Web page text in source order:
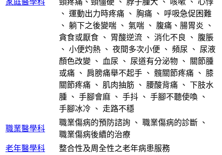
家庭醫學科 頸疼痛、頸僵硬 、 脖子腫大 、 咳嗽 、 心悸
、 運動出力時疼痛 、 胸痛 、
呼吸急促困難
、 躺下之後變喘 、 氣喘 、 腹痛、腸胃炎 、
貪食或厭食 、 胃酸逆流 、 消化不良 、 腹脹
、 小便灼熱 、 夜間多次小便 、 頻尿 、 尿液
顏色改變 、 血尿 、 尿道有分泌物 、
關節腫
或痛 、 肩膀痛舉不起手 、 髖關節疼痛 、 膝
關節疼痛 、 肌肉抽筋 、 腰酸背痛 、 下肢水
腫 、 手腳會麻 、 手抖 、 手腳不聽使喚 、
手腳冰冷 、 走路不穩
職業醫學科
職業傷病的預防諮詢 、 職業傷病的診斷 、
職業傷病後續的治療
老年醫學科
整合性及周全性之老年病患服務